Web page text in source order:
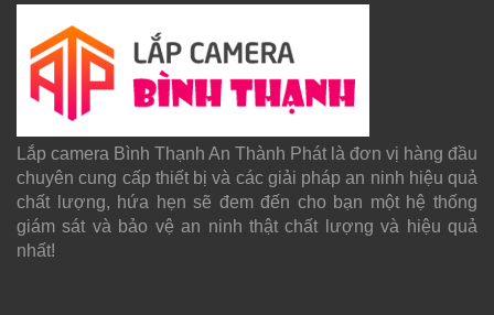
Lắp camera Bình Thạnh An Thành Phát là đơn vị hàng đầu
chuyên cung cấp thiết bị và các giải pháp an ninh hiệu quả
chất lượng, hứa hẹn sẽ đem đến cho bạn một hệ thống
giám sát và bảo vệ an ninh thật chất lượng và hiệu quả
nhất!